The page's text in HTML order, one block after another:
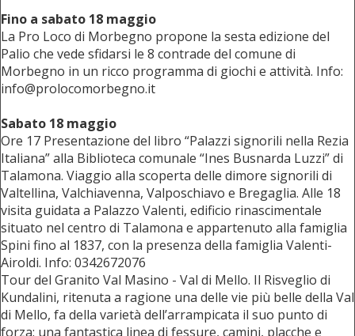
Fino a sabato 18 maggio
La Pro Loco di Morbegno propone la sesta edizione del
Palio che vede sfidarsi le 8 contrade del comune di
Morbegno in un ricco programma di giochi e attività. Info:
info@prolocomorbegno.it
Sabato 18 maggio
Ore 17 Presentazione del libro “Palazzi signorili nella Rezia
Italiana” alla Biblioteca comunale “Ines Busnarda Luzzi” di
Talamona. Viaggio alla scoperta delle dimore signorili di
Valtellina, Valchiavenna, Valposchiavo e Bregaglia. Alle 18
visita guidata a Palazzo Valenti, edificio rinascimentale
situato nel centro di Talamona e appartenuto alla famiglia
Spini fino al 1837, con la presenza della famiglia Valenti-
Airoldi. Info: 0342672076
Tour del Granito Val Masino - Val di Mello. Il Risveglio di
Kundalini, ritenuta a ragione una delle vie più belle della Val
di Mello, fa della varietà dell’arrampicata il suo punto di
forza: una fantastica linea di fessure, camini, placche e